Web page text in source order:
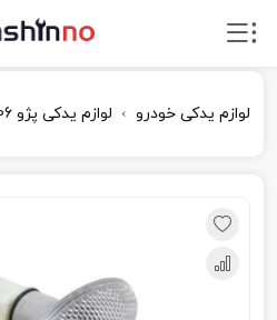
لوازم یدکی خودرو لوازم یدکی پژو 206